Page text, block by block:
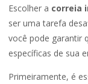
Escolher a correia
ser uma tarefa
você pode garantir
específicas de sua
Primeiramente, é